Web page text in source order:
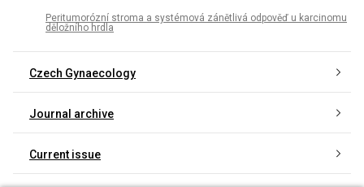
Peritumorózní stroma a systémová zánětlivá odpověď u karcinomu
děložního hrdla
Czech Gynaecology
Journal archive
Current issue